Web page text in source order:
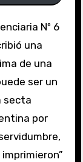
una
de una
ser un
secta
por